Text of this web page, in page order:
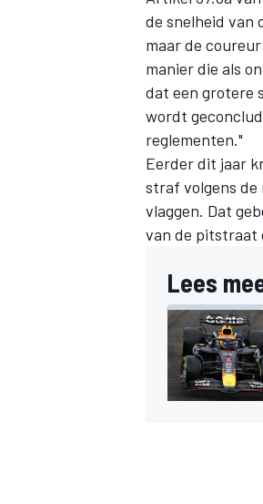
de snelheid van
maar de
manier die als
dat een grotere
wordt
reglementen."
Eerder dit jaar
straf volgens
vlaggen. Dat
van de pitstraat
Lees